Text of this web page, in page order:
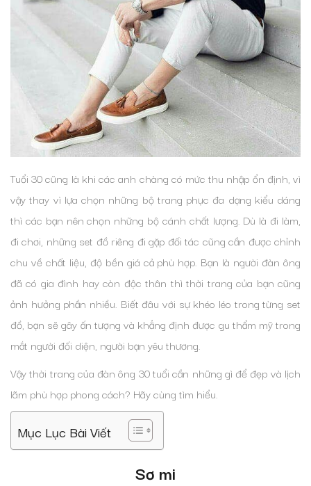
Tuổi 30 cũng là khi các anh chàng có mức thu nhập ổn định, vì
vậy thay vì lựa chọn những bộ trang phục đa dạng kiểu dáng
thì các bạn nên chọn những bộ cánh chất lượng. Dù là đi làm,
đi chơi, những set đồ riêng đi gặp đối tác cũng cần được chỉnh
chu về chất liệu, độ bền giá cả phù hợp. Bạn là người đàn ông
đã có gia đình hay còn độc thân thì thời trang của bạn cũng
ảnh hưởng phần nhiều. Biết đâu với sự khéo léo trong từng set
đồ, bạn sẽ gây ấn tượng và khẳng định được gu thẩm mỹ trong
mắt người đối diện, người bạn yêu thương.
Vậy thời trang của đàn ông 30 tuổi cần những gì để đẹp và lịch
lãm phù hợp phong cách? Hãy cùng tìm hiểu.
Mục Lục Bài Viết
Sơ mi